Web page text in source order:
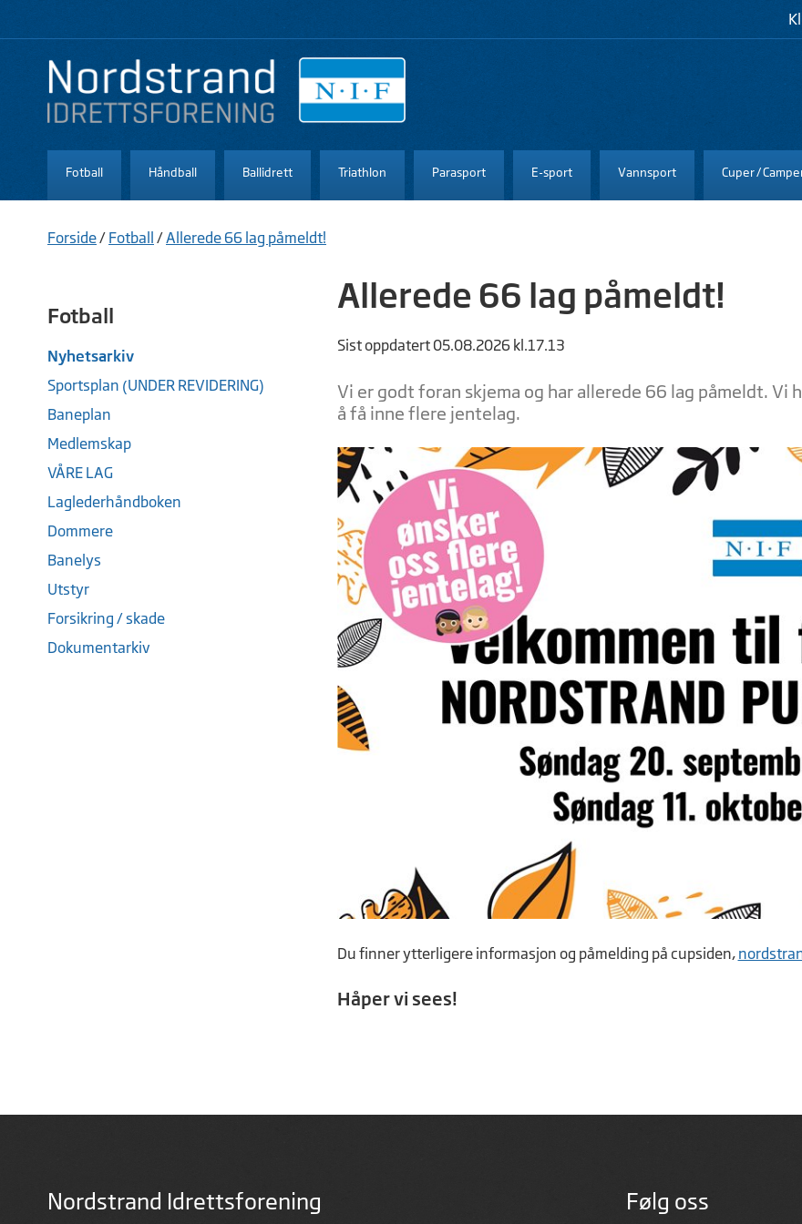
Fotball Håndball Ballidrett Triathlon Parasport E-sport Vannsport Cuper /
Forside/ Fotball /Allerede 66 lag påmeldt!
Fotball
Nyhetsarkiv
Sportsplan (UNDER REVIDERING)
Baneplan
Medlemskap
VÅRE LAG
Laglederhåndboken
Dommere
Banelys
Utstyr
Forsikring / skade
Dokumentarkiv
Allerede 66 lag påmeldt!
Sist oppdatert 05.08.2026 kl.17.13
Vi er godt foran skjema og har allerede 66 lag påmeldt. Vi
å få inne flere jentelag.
Du finner ytterligere informasjon og påmelding på cupsiden,
Håper vi sees!
Nordstrand Idrettsforening Følg oss